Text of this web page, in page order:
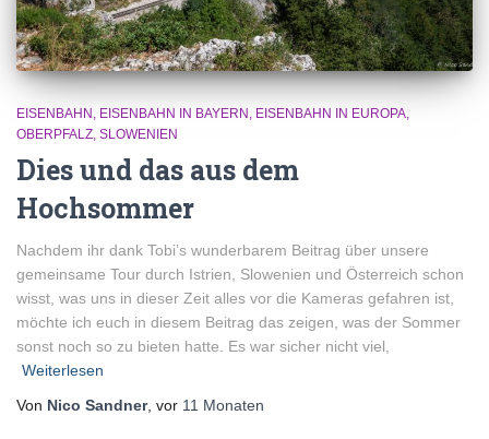
EISENBAHN EISENBAHN IN BAYERN EISENBAHN IN EUROPA
OBERPFALZ SLOWENIEN
Dies und das aus dem
Hochsommer
Nachdem ihr dank Tobi’s wunderbarem Beitrag über unsere
gemeinsame Tour durch Istrien, Slowenien und Österreich schon
wisst, was uns in dieser Zeit alles vor die Kameras gefahren ist,
möchte ich euch in diesem Beitrag das zeigen, was der Sommer
sonst noch so zu bieten hatte. Es war sicher nicht viel,
Weiterlesen
Von Nico Sandner, vor 11 Monaten